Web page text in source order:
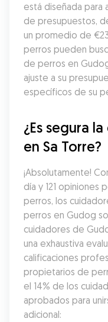
está diseñada para
de presupuestos,
un promedio de
perros pueden
de perros en
ajuste a su
específicos de su
¿Es segura
en Sa Torre?
¡Absolutamente!
día y 121 opiniones
perros, los
perros en Gudog
cuidadores de
una exhaustiva
calificaciones
propietarios de
el 14% de los
aprobados para
adicional: